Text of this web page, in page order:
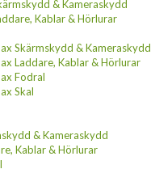
& Kameraskydd
Kablar & Hörlurar
Skärmskydd & Kameraskydd
Laddare, Kablar & Hörlurar
Fodral
Skal
& Kameraskydd
Kablar & Hörlurar